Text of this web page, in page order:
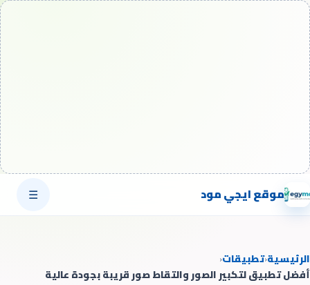
موقع ايجي مود ☰
الرئيسية‹تطبيقات‹
أفضل تطبيق لتكبير الصور والتقاط صور قريبة بجودة عالية